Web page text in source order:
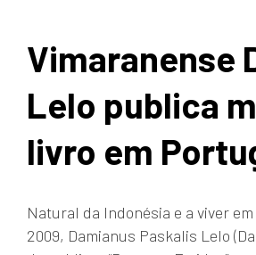
Vimaranense
Lelo publica
livro em
Natural da Indonésia e a viver
2009, Damianus Paskalis Lelo